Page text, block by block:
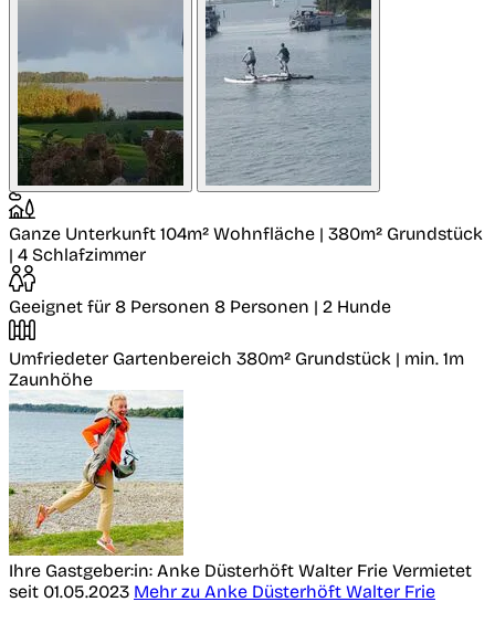
Ganze Unterkunft 104m² Wohnfläche | 380m² Grundstück
| 4 Schlafzimmer
Geeignet für 8 Personen 8 Personen | 2 Hunde
Umfriedeter Gartenbereich 380m² Grundstück | min. 1m
Zaunhöhe
Ihre Gastgeber:in: Anke Düsterhöft Walter Frie Vermietet
seit 01.05.2023 Mehr zu Anke Düsterhöft Walter Frie